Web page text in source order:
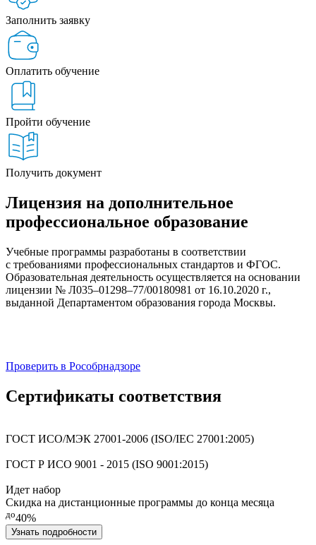
Заполнить заявку
Оплатить обучение
Пройти обучение
Получить документ
Лицензия на дополнительное
профессиональное образование
Учебные программы разработаны в соответствии
с требованиями профессиональных стандартов и ФГОС.
Образовательная деятельность осуществляется на основании
лицензии № Л035–01298–77/00180981 от 16.10.2020 г.,
выданной Департаментом образования города Москвы.
Проверить в Рособрнадзоре
Сертификаты соответствия
ГОСТ ИСО/МЭК 27001-2006 (ISO/IEC 27001:2005)
ГОСТ Р ИСО 9001 - 2015 (ISO 9001:2015)
Идет набор
Скидка на дистанционные программы до конца месяца
до40%
Узнать подробности